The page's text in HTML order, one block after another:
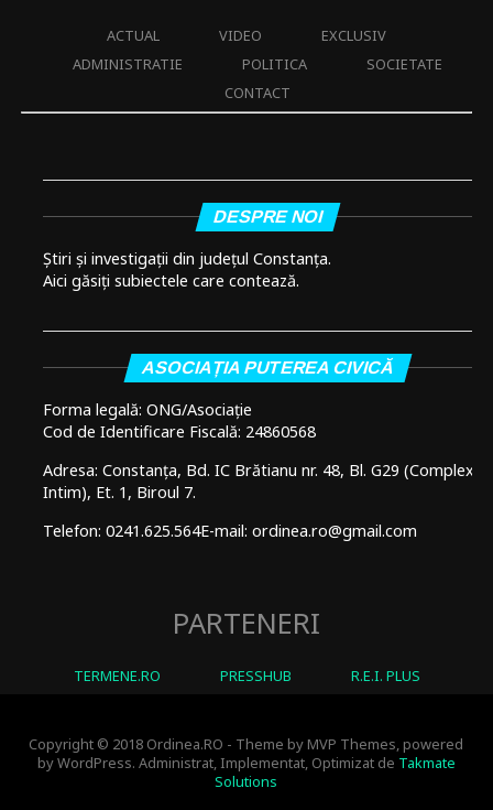
ACTUAL VIDEO
EXCLUSIV
ADMINISTRATIE
POLITICA
SOCIETATE
CONTACT
DESPRE NOI
Știri și investigații din județul Constanța.
Aici găsiți subiectele care contează.
ASOCIAȚIA PUTEREA CIVICĂ
Forma legală: ONG/Asociație
Cod de Identificare Fiscală: 24860568
Adresa: Constanța, Bd. IC Brătianu nr. 48, Bl. G29 (Complex
Intim), Et. 1, Biroul 7.
Telefon: 0241.625.564E-mail: ordinea.ro@gmail.com
PARTENERI
TERMENE.RO PRESSHUB R.E.I. PLUS
Copyright © 2018 Ordinea.RO - Theme by MVP Themes, powered
by WordPress. Administrat, Implementat, Optimizat de Takmate
Solutions